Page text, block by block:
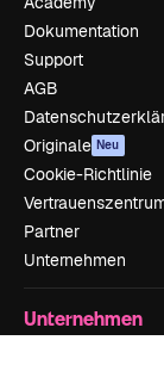
Dokumentation
Support
AGB
Originale Neu
Cookie-Richtlinie
Partner
Unternehmen
Unternehmen